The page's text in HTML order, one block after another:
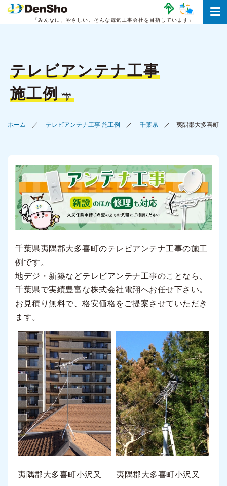
「みんなに、やさしい。 そんな電気工事会社を目指しています」
テレビアンテナ工事
施工例
ホーム テレビアンテナ工事 施工例 千葉県 夷隅郡大多喜町
千葉県夷隅郡大多喜町のテレビアンテナ工事の施工
例です。
地デジ・新築などテレビアンテナ工事のことなら、
千葉県で実績豊富な株式会社電翔へお任せ下さい。
お見積り無料で、格安価格をご提案させていただき
ます。
夷隅郡大多喜町小沢又 夷隅郡大多喜町小沢又